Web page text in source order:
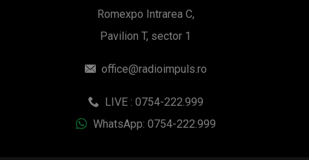
Romexpo Intrarea C,
Pavilion T, sector 1
office@radioimpuls.ro
LIVE : 0754-222.999
WhatsApp: 0754-222.999